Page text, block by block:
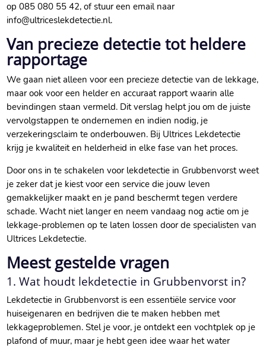
op 085 080 55 42, of stuur een email naar
info@ultriceslekdetectie.nl.
Van precieze detectie tot heldere
rapportage
We gaan niet alleen voor een precieze detectie van de lekkage,
maar ook voor een helder en accuraat rapport waarin alle
bevindingen staan vermeld. Dit verslag helpt jou om de juiste
vervolgstappen te ondernemen en indien nodig, je
verzekeringsclaim te onderbouwen. Bij Ultrices Lekdetectie
krijg je kwaliteit en helderheid in elke fase van het proces.
Door ons in te schakelen voor lekdetectie in Grubbenvorst weet
je zeker dat je kiest voor een service die jouw leven
gemakkelijker maakt en je pand beschermt tegen verdere
schade. Wacht niet langer en neem vandaag nog actie om je
lekkage-problemen op te laten lossen door de specialisten van
Ultrices Lekdetectie.
Meest gestelde vragen
1. Wat houdt lekdetectie in Grubbenvorst in?
Lekdetectie in Grubbenvorst is een essentiële service voor
huiseigenaren en bedrijven die te maken hebben met
lekkageproblemen. Stel je voor, je ontdekt een vochtplek op je
plafond of muur, maar je hebt geen idee waar het water